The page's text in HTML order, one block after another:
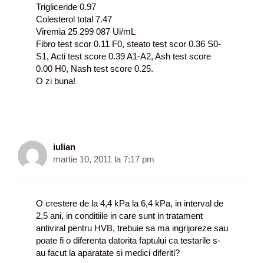
Trigliceride 0.97
Colesterol total 7.47
Viremia 25 299 087 Ui/mL
Fibro test scor 0.11 F0, steato test scor 0.36 S0-
S1, Acti test score 0.39 A1-A2, Ash test score
0.00 H0, Nash test score 0.25.
O zi buna!
iulian
martie 10, 2011 la 7:17 pm
O crestere de la 4,4 kPa la 6,4 kPa, in interval de
2,5 ani, in conditiile in care sunt in tratament
antiviral pentru HVB, trebuie sa ma ingrijoreze sau
poate fi o diferenta datorita faptului ca testarile s-
au facut la aparatate si medici diferiti?